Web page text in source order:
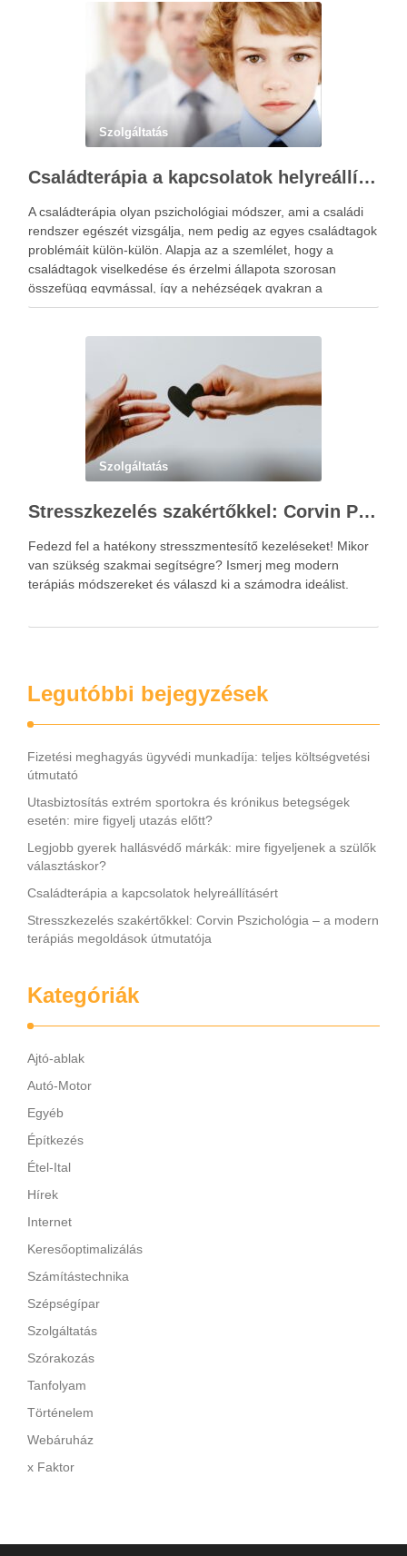
Szolgáltatás
Családterápia a kapcsolatok helyreállításért
A családterápia olyan pszichológiai módszer, ami a családi
rendszer egészét vizsgálja, nem pedig az egyes családtagok
problémáit külön-külön. Alapja az a szemlélet, hogy a
családtagok viselkedése és érzelmi állapota szorosan
összefügg egymással, így a nehézségek gyakran a
kapcsolati mintázatokban gyökereznek. A családterápia
Szolgáltatás
Stresszkezelés szakértőkkel: Corvin Pszichológia – a modern terápiás megoldások útmutatója
Fedezd fel a hatékony stresszmentesítő kezeléseket! Mikor
van szükség szakmai segítségre? Ismerj meg modern
terápiás módszereket és válaszd ki a számodra ideálist.
Legutóbbi bejegyzések
Fizetési meghagyás ügyvédi munkadíja: teljes költségvetési
útmutató
Utasbiztosítás extrém sportokra és krónikus betegségek
esetén: mire figyelj utazás előtt?
Legjobb gyerek hallásvédő márkák: mire figyeljenek a szülők
választáskor?
Családterápia a kapcsolatok helyreállításért
Stresszkezelés szakértőkkel: Corvin Pszichológia – a modern
terápiás megoldások útmutatója
Kategóriák
Ajtó-ablak
Autó-Motor
Egyéb
Építkezés
Étel-Ital
Hírek
Internet
Keresőoptimalizálás
Számítástechnika
Szépségípar
Szolgáltatás
Szórakozás
Tanfolyam
Történelem
Webáruház
x Faktor